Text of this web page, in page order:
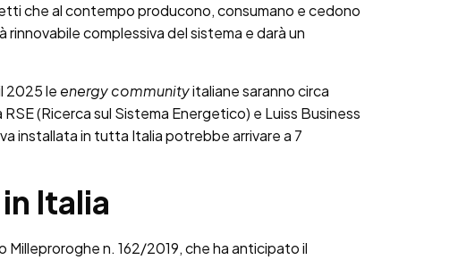
che al contempo producono, consumano e cedono
complessiva del sistema e darà un
2025 le energy communityitaliane saranno circa
(Ricerca sul Sistema Energetico) e Luiss Business
installata in tutta Italia potrebbe arrivare a 7
Italia
n. 162/2019, che ha anticipato il